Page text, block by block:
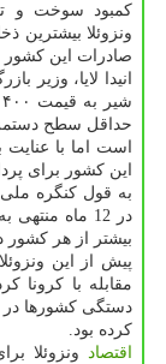
کمبود سوخت و
صادرات این کشور
انیدا لایا، وزیر
حداقل سطح
است اما با
این کشور برای
به قول کنگره
بیشتر از هر
پیش از این
مقابله با
دستگی کشورها در
کرده بود.
اقتصاد ونزوئلا